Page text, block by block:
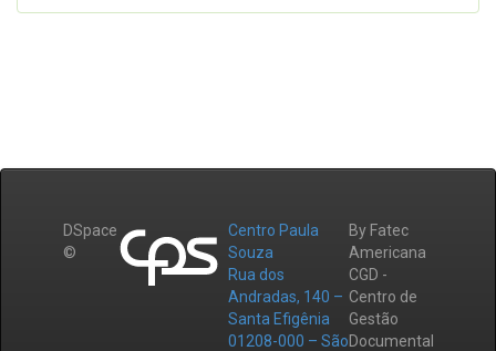
DSpace
©
Centro Paula
Souza
Rua dos
Andradas, 140 –
Santa Efigênia
01208-000 – São
By Fatec
Americana
CGD -
Centro de
Gestão
Documental